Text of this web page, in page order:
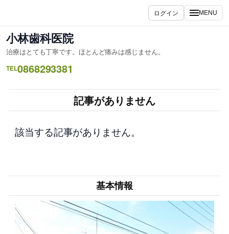
ス
キ
ッ
ログイン MENU
小林歯科医院
治療はとても丁寧です。ほとんど痛みは感じません。
TEL0868293381
記事がありません
該当する記事がありません。
基本情報